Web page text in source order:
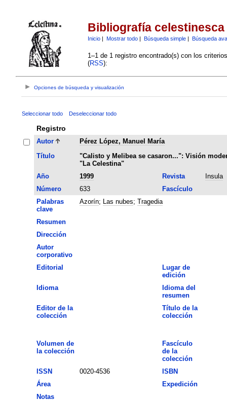
Bibliografía celestinesca
Inicio| Mostrar todo| Búsqueda simple| Búsqueda
1–1 de 1 registro encontrado(s) con los
(RSS):
Opciones de búsqueda y visualización
Seleccionar todo Deseleccionar todo
Registro
Autor
Pérez López, Manuel María
Título
"Calisto y Melibea se casaron...": Visión
"La Celestina"
Año
1999 Revista
Insula
Número
633
Fascículo
Palabras
clave
Azorín; Las nubes; Tragedia
Resumen
Dirección
Autor
corporativo
Editorial
Lugar de
edición
Idioma
Idioma del
resumen
Editor de la
colección
Título de la
colección
Volumen de
la colección
Fascículo
de la
colección
ISSN
0020-4536
ISBN
Área
Expedición
Notas